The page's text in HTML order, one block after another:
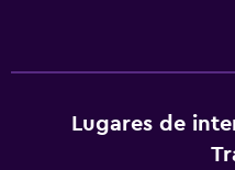
Lugares de